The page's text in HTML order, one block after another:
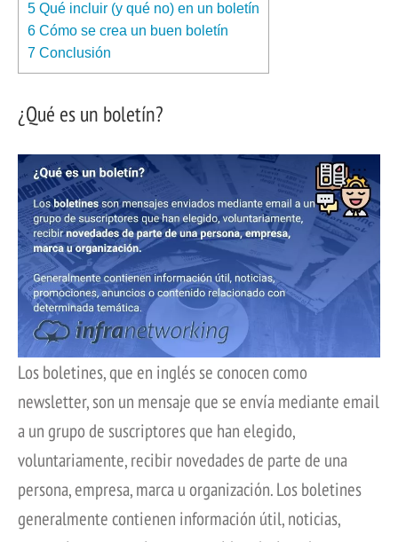
5 Qué incluir (y qué no) en un boletín
6 Cómo se crea un buen boletín
7 Conclusión
¿Qué es un boletín?
Los boletines, que en inglés se conocen como
newsletter, son un mensaje que se envía mediante email
a un grupo de suscriptores que han elegido,
voluntariamente, recibir novedades de parte de una
persona, empresa, marca u organización. Los boletines
generalmente contienen información útil, noticias,